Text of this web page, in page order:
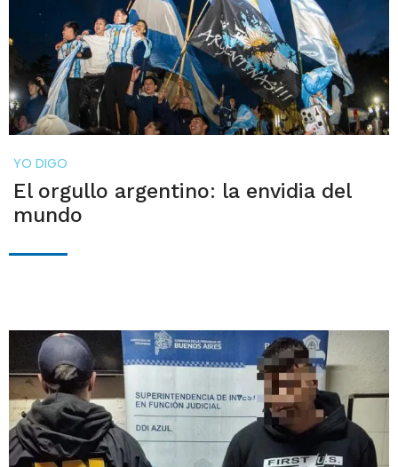
YO DIGO
El orgullo argentino: la envidia del
mundo